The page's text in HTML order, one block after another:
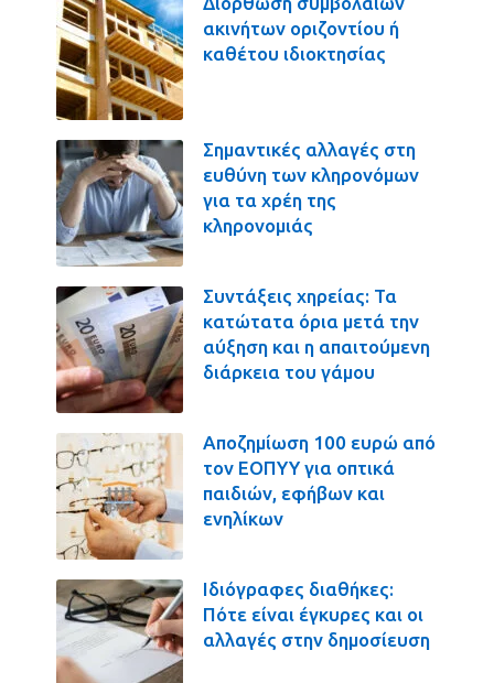
ακινήτων οριζοντίου ή
καθέτου ιδιοκτησίας
Σημαντικές αλλαγές στη
ευθύνη των κληρονόμων
για τα χρέη της
κληρονομιάς
Συντάξεις χηρείας: Τα
κατώτατα όρια μετά την
αύξηση και η απαιτούμενη
διάρκεια του γάμου
Αποζημίωση 100 ευρώ από
τον ΕΟΠΥΥ για οπτικά
παιδιών, εφήβων και
ενηλίκων
Ιδιόγραφες διαθήκες:
Πότε είναι έγκυρες και οι
αλλαγές στην δημοσίευση